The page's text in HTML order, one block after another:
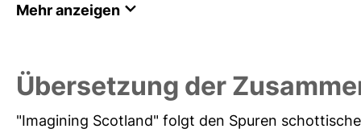
Mehr anzeigen
Übersetzung der
"Imagining Scotland" folgt den Spuren